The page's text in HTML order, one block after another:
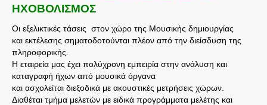
ΗΧΟΒΟΛΙΣΜΟΣ
Οι εξελικτικές τάσεις στον χώρο της Μουσικής δημιουργίας
και εκτέλεσης σηματοδοτούνται πλέον από την διείσδυση της
πληροφορικής.
Η εταιρεία μας έχει πολύχρονη εμπειρία στην ανάλυση και
καταγραφή ήχων από μουσικά όργανα
και ασχολείται διεξοδικά με ακουστικές μετρήσεις χώρων.
Διαθέται τμήμα μελετών με ειδικά προγράμματα μελέτης και